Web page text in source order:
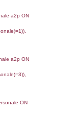
i ON
LEFT
a1.ComuneStab =
JOIN el_province